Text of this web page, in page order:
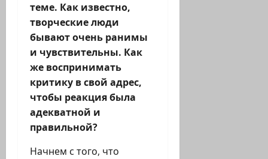
теме. Как известно,
творческие люди
бывают очень ранимы
и чувствительны. Как
же воспринимать
критику в свой адрес,
чтобы реакция была
адекватной и
правильной?
Начнем с того, что